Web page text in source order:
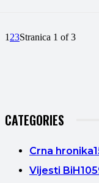
1 23Stranica 1 of 3
CATEGORIES
Crna hronika
Vijesti BiH